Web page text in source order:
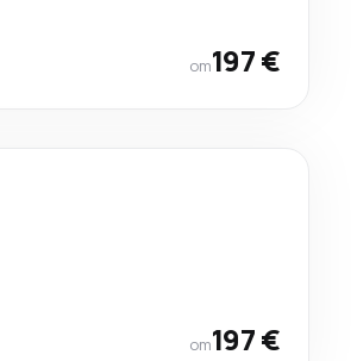
от197 €
от197 €